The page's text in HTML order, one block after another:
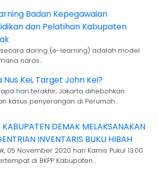
Badan Kepegawaian
dan Pelatihan Kabupaten
secara daring (e-learning) adalah model
naras…
Nus Kei, Target John Kei?
hari terakhir, Jakarta dihebohkan
kasus penyerangan di Perumah…
KABUPATEN DEMAK MELAKSANAKAN
INVENTARIS BUKU HIBAH
05 November 2020 hari Kamis Pukul 13.00
di BKPP Kabupaten…